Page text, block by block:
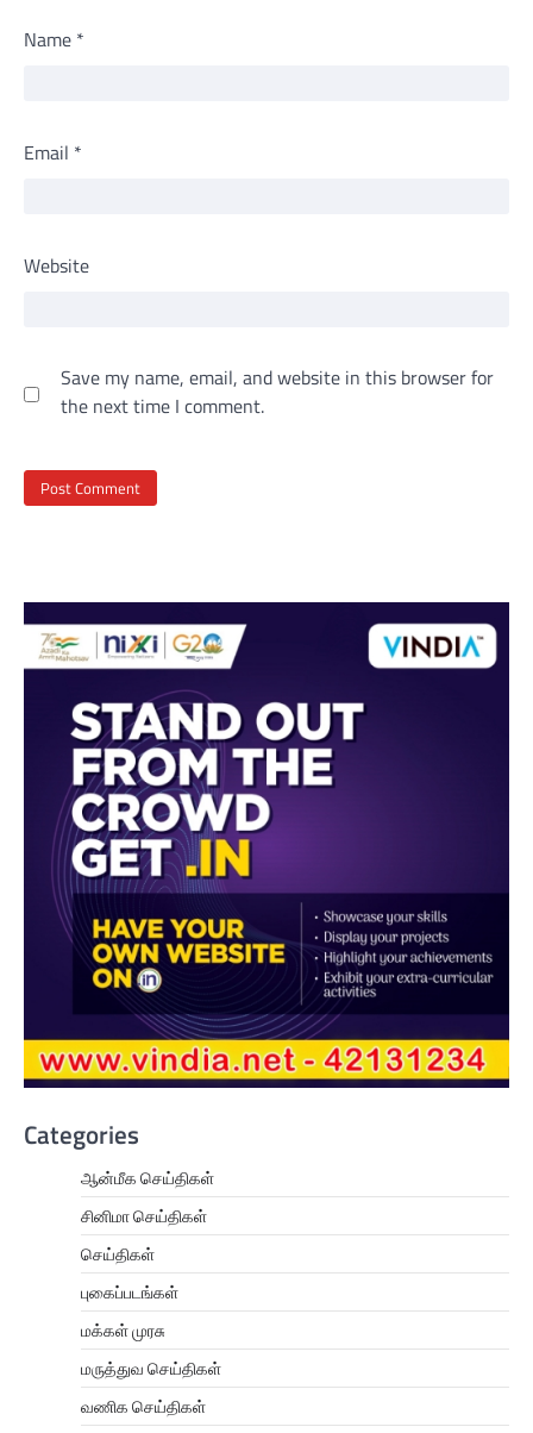
Name *
Email *
Website
Save my name, email, and website in this browser for
the next time I comment.
Categories
ஆன்மீக செய்திகள்
சினிமா செய்திகள்
செய்திகள்
புகைப்படங்கள்
மக்கள் முரசு
மருத்துவ செய்திகள்
வணிக செய்திகள்